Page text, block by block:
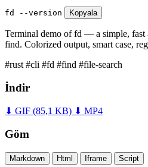
fd --version Kopyala
Terminal demo of fd — a simple, fast
find. Colorized output, smart case,
#rust #cli #fd #find #file-search
İndir
⬇ GIF (85,1 KB) ⬇ MP4
Göm
Markdown Html Iframe Script